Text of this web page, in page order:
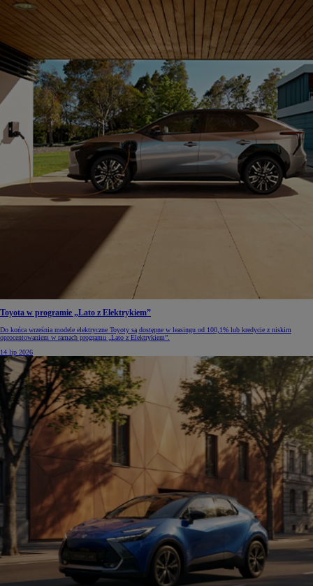
Toyota w programie „Lato z Elektrykiem”
Do końca września modele elektryczne Toyoty są dostępne w leasingu od 100,1% lub kredycie z niskim
oprocentowaniem w ramach programu „Lato z Elektrykiem”.
14 lip 2026